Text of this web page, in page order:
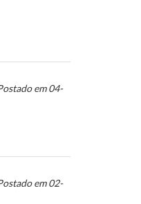
em 04-
em 02-